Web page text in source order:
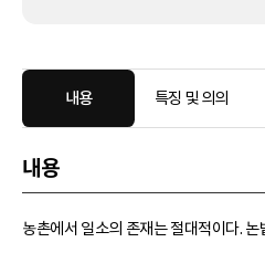
내용 특징 및 의의
내용
농촌에서 일소의 존재는 절대적이다.